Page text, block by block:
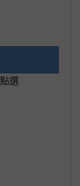
選